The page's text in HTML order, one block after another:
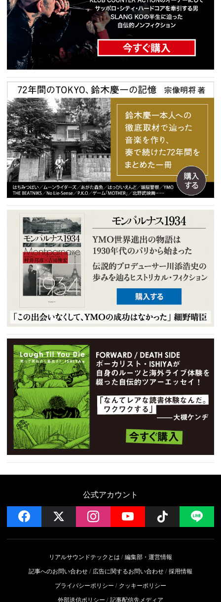
公式アカウント
facebook instagramYouTube Follow
リアルサウンドテックとは
編集部・運営情報
記事へのお問い合わせ
広告に関するお問い合わせ 採用情報
プライバシーポリシー
クッキーポリシー
外部送信ポリシー
記事配信先メディア